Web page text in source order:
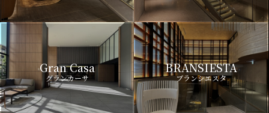
Gran Casa
グランカーサ
BRANSIESTA
ブランシエスタ